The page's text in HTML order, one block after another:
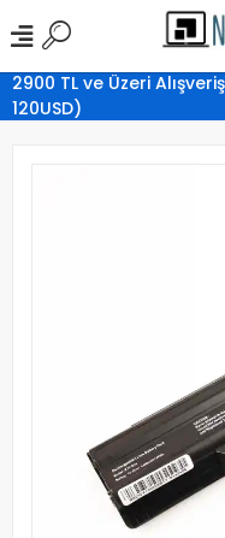
2900 TL ve Üzeri
120USD)